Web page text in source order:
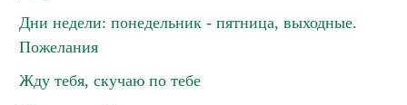
Дни недели: понедельник - пятница, выходные.
Пожелания
Жду тебя, скучаю по тебе